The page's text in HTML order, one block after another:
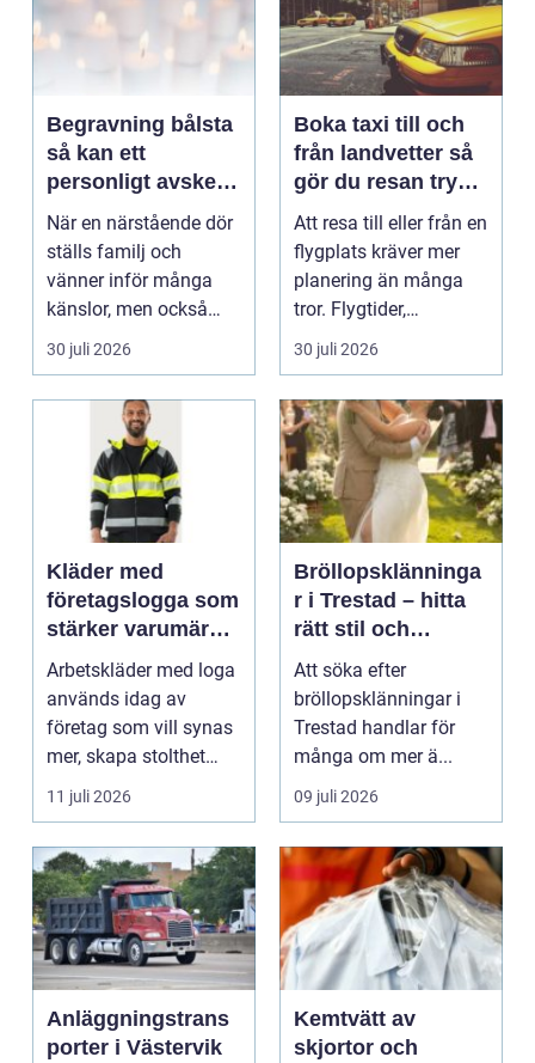
Begravning bålsta
så kan ett
personligt avsked
formas
När en närstående dör
ställs familj och
vänner inför många
känslor, men också
praktiska beslut. En b...
30 juli 2026
Boka taxi till och
från landvetter så
gör du resan trygg
och smidig
Att resa till eller från en
flygplats kräver mer
planering än många
tror. Flygtider,
packning, säker...
30 juli 2026
Kläder med
företagslogga som
stärker varumärket
varje dag
Arbetskläder med loga
används idag av
företag som vill synas
mer, skapa stolthet
inte...
11 juli 2026
Bröllopsklänninga
r i Trestad – hitta
rätt stil och
passform inför den
stora dagen
Att söka efter
bröllopsklänningar i
Trestad handlar för
många om mer ä...
09 juli 2026
Anläggningstrans
porter i Västervik
Kemtvätt av
skjortor och